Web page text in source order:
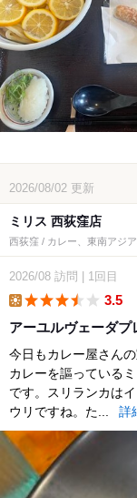
2026/08/02 更新
ミリス 西荻窪店
西荻窪 / カレー、東南アジ
2026/08 訪問 1回目
3.5
アーユルヴェーダプ
今日もカレー屋さん
カレーを謳っている
です。スリランカは
ウリですね。た...
詳